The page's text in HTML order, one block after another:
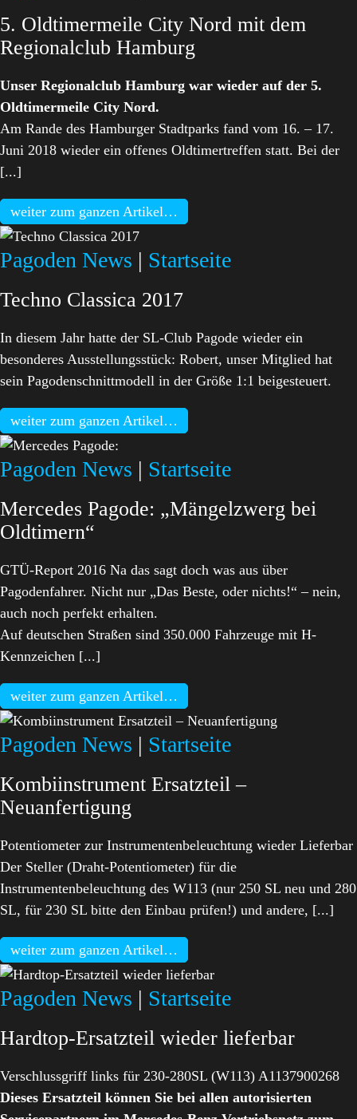
5. Oldtimermeile City Nord mit dem
Regionalclub Hamburg
Unser Regionalclub Hamburg war wieder auf der 5.
Oldtimermeile City Nord.
Am Rande des Hamburger Stadtparks fand vom 16. – 17.
Juni 2018 wieder ein offenes Oldtimertreffen statt. Bei der
[...]
weiter zum ganzen Artikel…
Pagoden News | Startseite
Techno Classica 2017
In diesem Jahr hatte der SL-Club Pagode wieder ein
besonderes Ausstellungsstück: Robert, unser Mitglied hat
sein Pagodenschnittmodell in der Größe 1:1 beigesteuert.
weiter zum ganzen Artikel…
Pagoden News | Startseite
Mercedes Pagode: „Mängelzwerg bei
Oldtimern“
GTÜ-Report 2016 Na das sagt doch was aus über
Pagodenfahrer. Nicht nur „Das Beste, oder nichts!“ – nein,
auch noch perfekt erhalten.
Auf deutschen Straßen sind 350.000 Fahrzeuge mit H-
Kennzeichen [...]
weiter zum ganzen Artikel…
Pagoden News | Startseite
Kombiinstrument Ersatzteil –
Neuanfertigung
Potentiometer zur Instrumentenbeleuchtung wieder Lieferbar
Der Steller (Draht-Potentiometer) für die
Instrumentenbeleuchtung des W113 (nur 250 SL neu und 280
SL, für 230 SL bitte den Einbau prüfen!) und andere, [...]
weiter zum ganzen Artikel…
Pagoden News | Startseite
Hardtop-Ersatzteil wieder lieferbar
Verschlussgriff links für 230-280SL (W113) A1137900268
Dieses Ersatzteil können Sie bei allen autorisierten